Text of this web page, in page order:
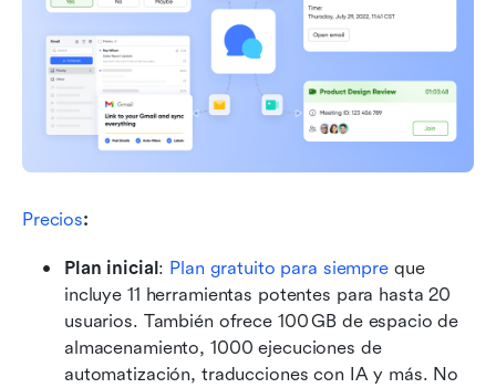
Precios:
Plan inicial: Plan gratuito para siempre que
incluye 11 herramientas potentes para hasta 20
usuarios. También ofrece 100 GB de espacio de
almacenamiento, 1000 ejecuciones de
automatización, traducciones con IA y más. No